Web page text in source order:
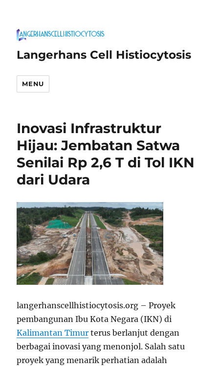
Langerhans Cell Histiocytosis
MENU
Inovasi Infrastruktur
Hijau: Jembatan Satwa
Senilai Rp 2,6 T di Tol IKN
dari Udara
langerhanscellhistiocytosis.org – Proyek
pembangunan Ibu Kota Negara (IKN) di
Kalimantan Timur terus berlanjut dengan
berbagai inovasi yang menonjol. Salah satu
proyek yang menarik perhatian adalah